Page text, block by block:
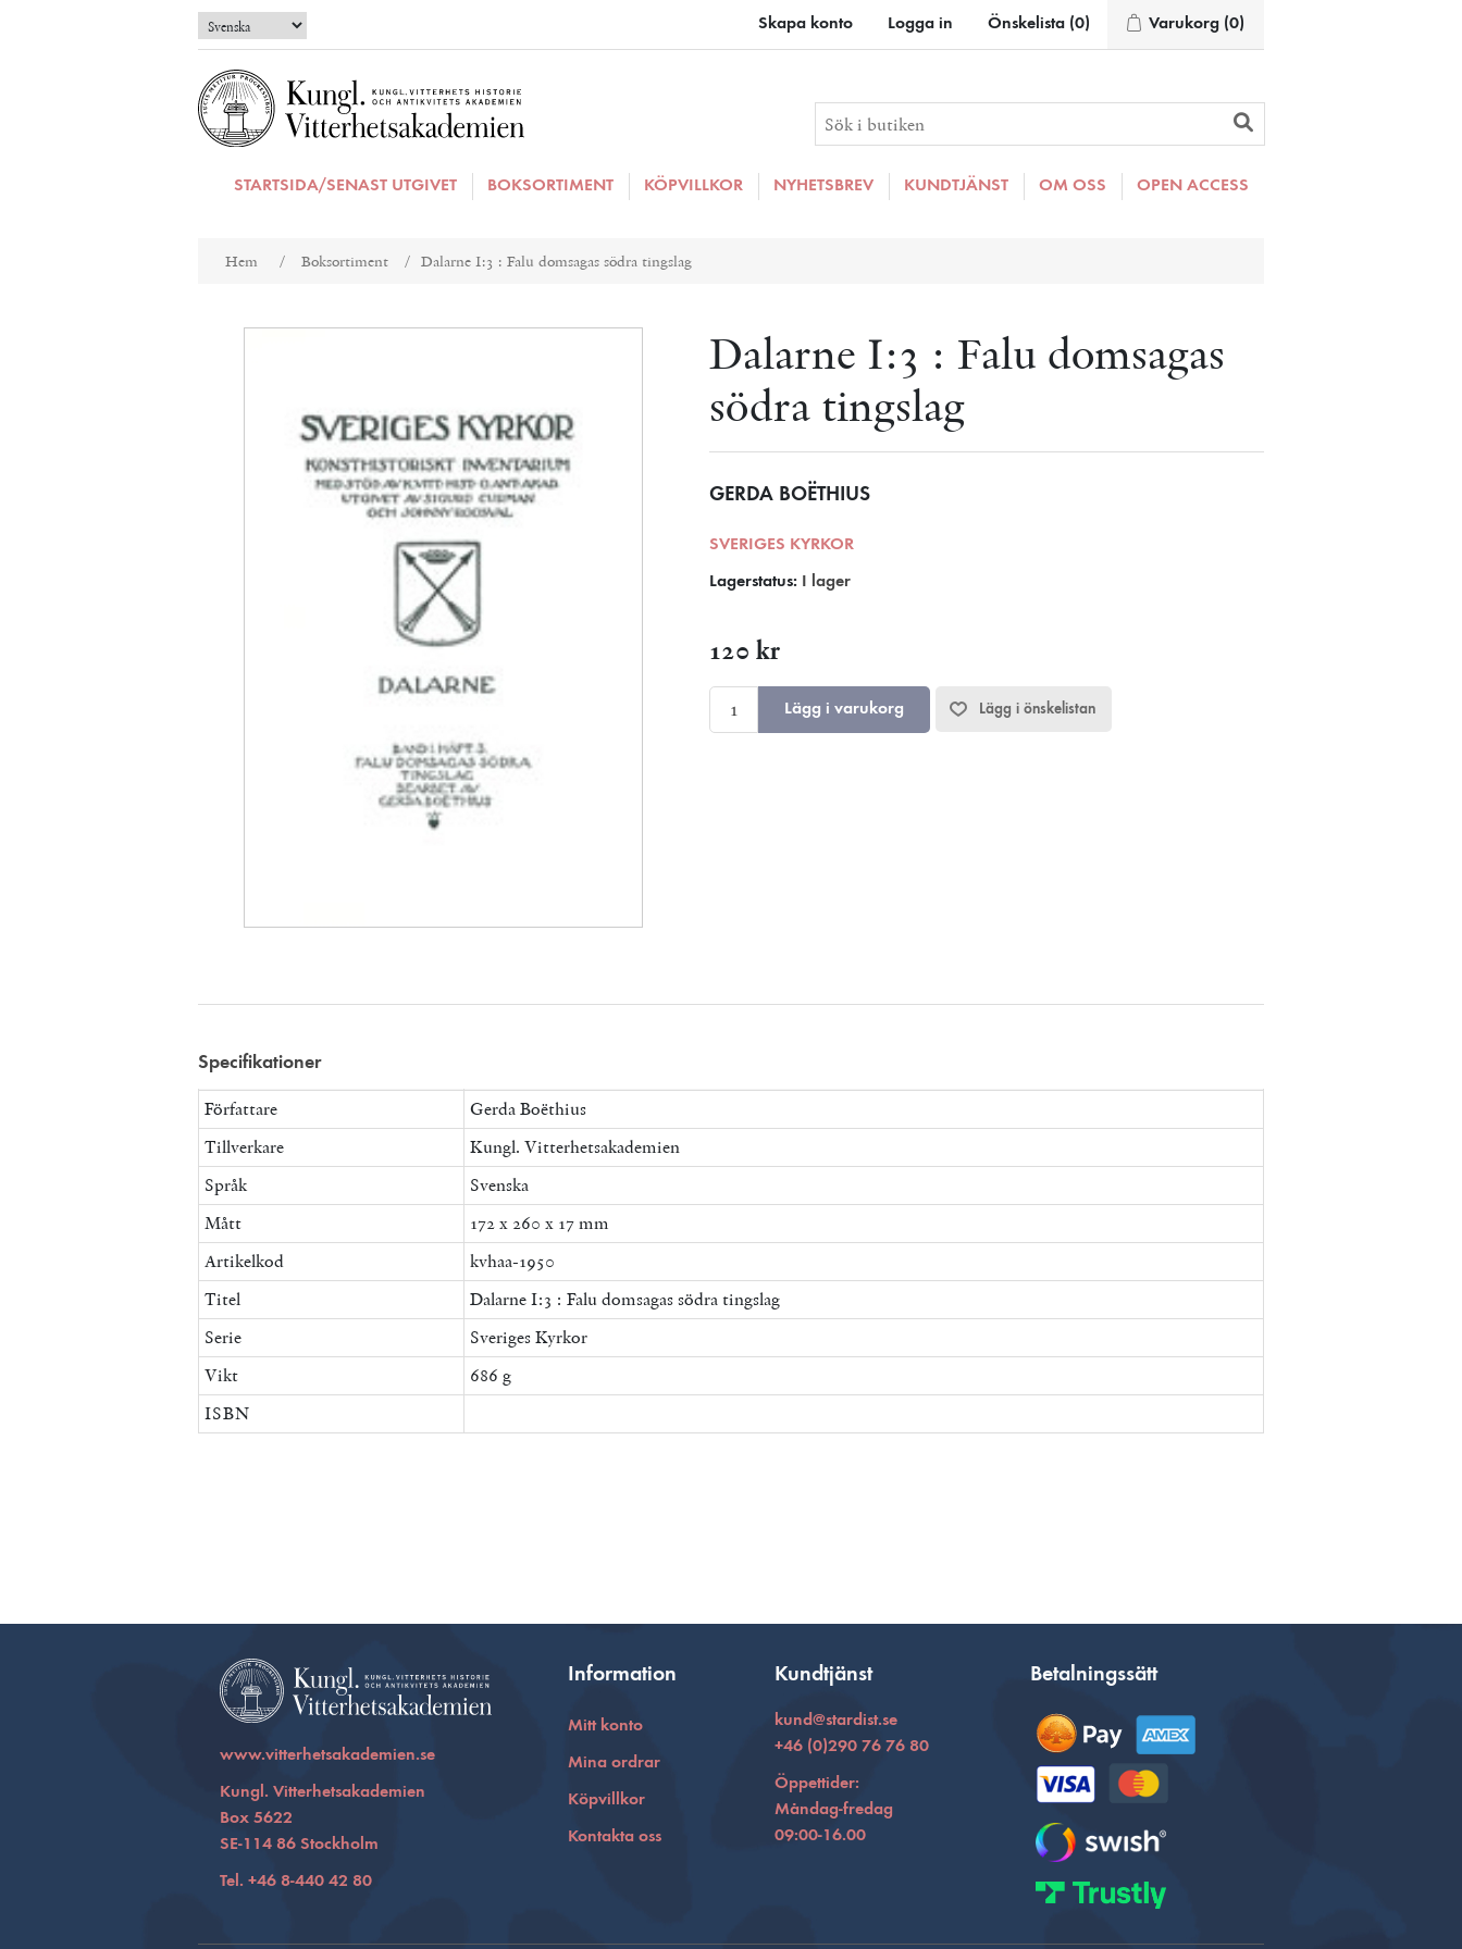
Skapa konto Logga in Önskelista (0) Varukorg (0)
STARTSIDA/SENAST UTGIVET BOKSORTIMENT KÖPVILLKOR NYHETSBREV KUNDTJÄNST OM OSS OPEN ACCESS
Hem / Boksortiment / Dalarne I:3 : Falu domsagas södra tingslag
Dalarne I:3 : Falu domsagas
södra tingslag
GERDA BOËTHIUS
SVERIGES KYRKOR
Lagerstatus: I lager
120 kr
Lägg i varukorg Lägg i önskelistan
Specifikationer
Författare
Gerda Boëthius
Tillverkare
Kungl. Vitterhetsakademien
Språk
Svenska
Mått
172 x 260 x 17 mm
Artikelkod
kvhaa-1950
Titel
Dalarne I:3 : Falu domsagas södra tingslag
Serie
Sveriges Kyrkor
Vikt
686 g
ISBN
www.vitterhetsakademien.se
Kungl. Vitterhetsakademien
Box 5622
SE-114 86 Stockholm
Tel. +46 8-440 42 80
Information
Mitt konto
Mina ordrar
Köpvillkor
Kontakta oss
Kundtjänst
kund@stardist.se
+46 (0)290 76 76 80
Öppettider:
Måndag-fredag
09:00-16.00
Betalningssätt